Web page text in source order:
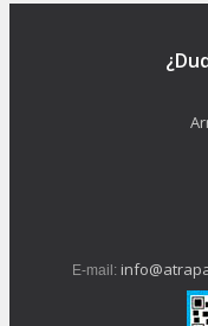
E-mail: